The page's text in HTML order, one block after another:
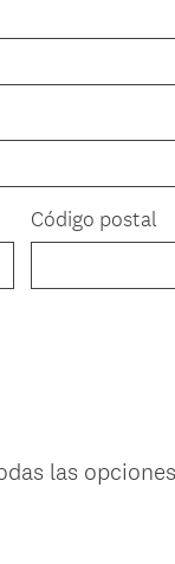
Código postal
las